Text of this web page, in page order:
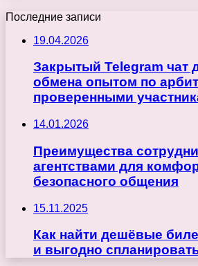
Последние записи
19.04.2026
Закрытый Telegram чат
обмена опытом по
проверенными
14.01.2026
Преимущества
агентствами для
безопасного общения
15.11.2025
Как найти дешёвые
и выгодно